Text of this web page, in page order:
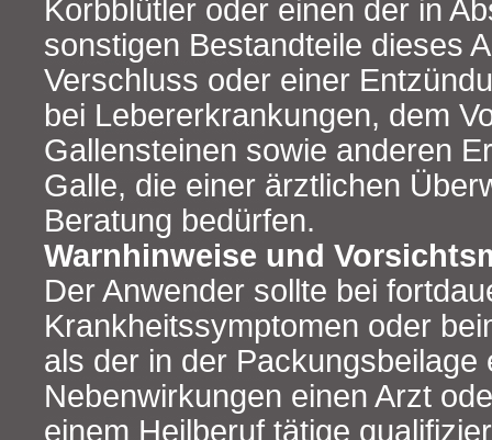
Korbblütler oder einen der in
sonstigen Bestandteile dieses
Verschluss oder einer
bei Lebererkrankungen, dem
Gallensteinen sowie anderen
Galle, die einer ärztlichen
Beratung bedürfen.
Warnhinweise und
Der Anwender sollte bei
Krankheitssymptomen oder
als der in der Packungsbeilage
Nebenwirkungen einen Arzt
einem Heilberuf tätige